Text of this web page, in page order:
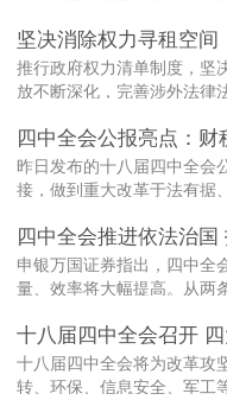
坚决消除权力寻租空间
推行政府权力清单制度，坚
放不断深化，完善涉外法律
四中全会公报亮点：财
昨日发布的十八届四中全会
接，做到重大改革于法有据
四中全会推进依法治国
申银万国证券指出，四中全
量、效率将大幅提高。从两
十八届四中全会召开
十八届四中全会将为改革攻
转、环保、信息安全、军工